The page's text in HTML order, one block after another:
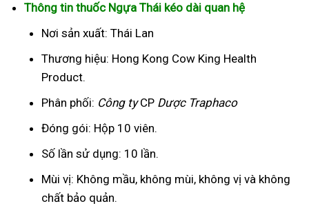
Thông tin thuốc Ngựa Thái kéo dài quan hệ
Nơi sản xuất: Thái Lan
Thương hiệu: Hong Kong Cow King Health
Product.
Phân phối: Công tyCP Dược Traphaco
Đóng gói: Hộp 10 viên.
Số lần sử dụng: 10 lần.
Mùi vị: Không mầu, không mùi, không vị và không
chất bảo quản.